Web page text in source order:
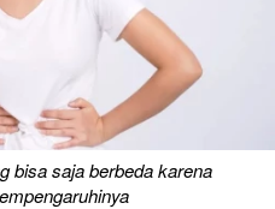
bisa saja berbeda karena